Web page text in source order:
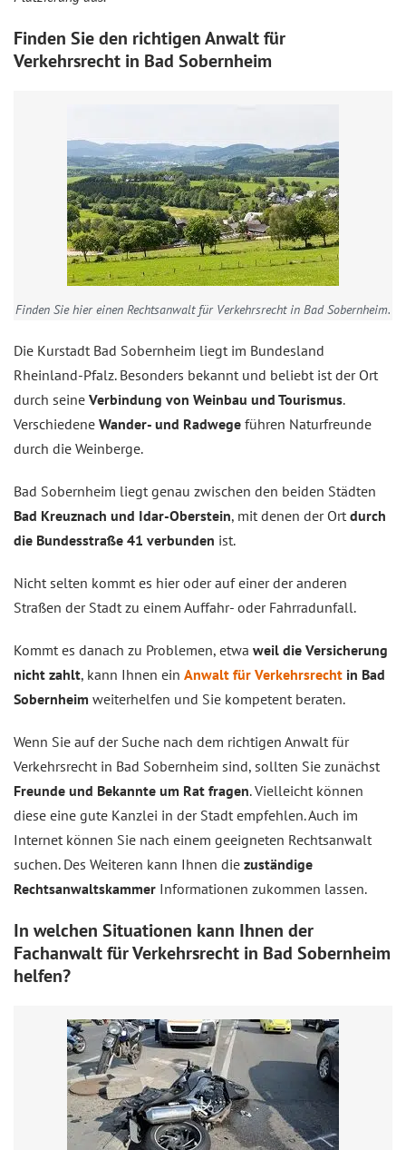
Finden Sie den richtigen Anwalt für
Verkehrsrecht in Bad Sobernheim
Finden Sie hier einen Rechtsanwalt für Verkehrsrecht in Bad Sobernheim.
Die Kurstadt Bad Sobernheim liegt im Bundesland
Rheinland-Pfalz. Besonders bekannt und beliebt ist der Ort
durch seine Verbindung von Weinbau und Tourismus.
Verschiedene Wander- und Radwege führen Naturfreunde
durch die Weinberge.
Bad Sobernheim liegt genau zwischen den beiden Städten
Bad Kreuznach und Idar-Oberstein, mit denen der Ort durch
die Bundesstraße 41 verbunden ist.
Nicht selten kommt es hier oder auf einer der anderen
Straßen der Stadt zu einem Auffahr- oder Fahrradunfall.
Kommt es danach zu Problemen, etwa weil die Versicherung
nicht zahlt, kann Ihnen ein Anwalt für Verkehrsrecht in Bad
Sobernheim weiterhelfen und Sie kompetent beraten.
Wenn Sie auf der Suche nach dem richtigen Anwalt für
Verkehrsrecht in Bad Sobernheim sind, sollten Sie zunächst
Freunde und Bekannte um Rat fragen. Vielleicht können
diese eine gute Kanzlei in der Stadt empfehlen. Auch im
Internet können Sie nach einem geeigneten Rechtsanwalt
suchen. Des Weiteren kann Ihnen die zuständige
Rechtsanwaltskammer Informationen zukommen lassen.
In welchen Situationen kann Ihnen der
Fachanwalt für Verkehrsrecht in Bad Sobernheim
helfen?